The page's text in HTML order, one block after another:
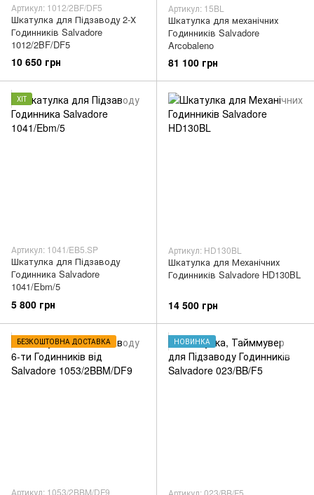
Артикул: 1012/2BF/DF5
Шкатулка для Підзаводу 2-Х
Годинників Salvadore
1012/2BF/DF5
10 650 грн
Артикул: 15BL
Шкатулка для механічних
Годинників Salvadore
Arcobaleno
81 100 грн
ХІТ
Артикул: 1041/EB5.SP
Шкатулка для Підзаводу
Годинника Salvadore
1041/Ebm/5
5 800 грн
Артикул: HD130BL
Шкатулка для Механічних
Годинників Salvadore HD130BL
14 500 грн
БЕЗКОШТОВНА ДОСТАВКА
Артикул: 1053/2BBM/DF9
НОВИНКА